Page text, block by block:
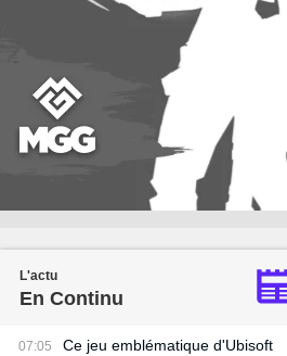
L'actu
En Continu
07:05
Ce jeu emblématique d'Ubisoft